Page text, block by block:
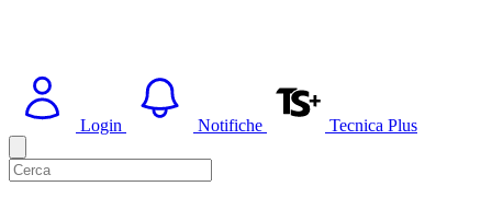
Login Notifiche Tecnica Plus